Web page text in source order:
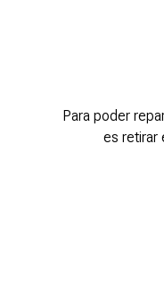
Para poder
es retirar